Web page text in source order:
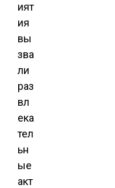
ият
ия
вы
зва
ли
раз
вл
ека
тел
ьн
ые
акт